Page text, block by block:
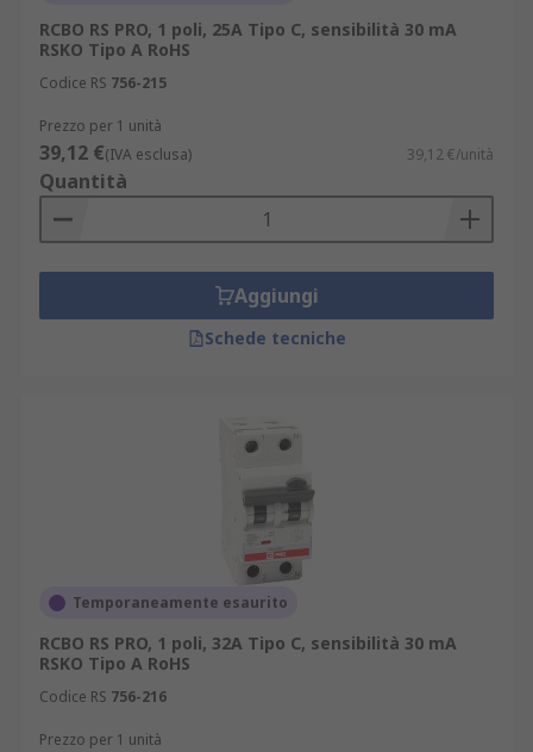
RCBO RS PRO, 1 poli, 25A Tipo C, sensibilità 30 mA
RSKO Tipo A RoHS
Codice RS 756-215
Prezzo per 1 unità
39,12 €(IVA esclusa) 39,12 €/unità
Quantità
Aggiungi
Schede tecniche
Temporaneamente esaurito
RCBO RS PRO, 1 poli, 32A Tipo C, sensibilità 30 mA
RSKO Tipo A RoHS
Codice RS 756-216
Prezzo per 1 unità